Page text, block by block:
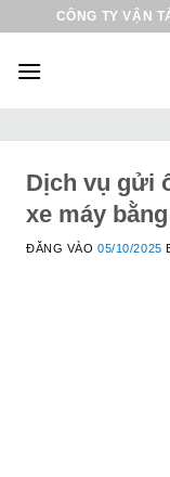
CÔNG TY VẬN
Dịch vụ gửi
xe máy
ĐĂNG VÀO05/10/2025